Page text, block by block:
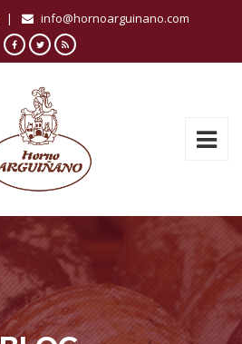
| info@hornoarguinano.com